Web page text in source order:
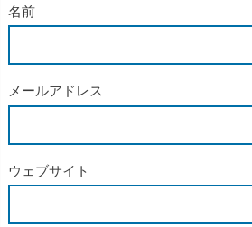
名前
メールアドレス
ウェブサイト